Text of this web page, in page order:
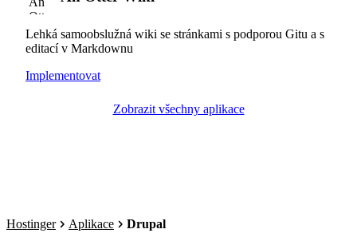
Lehká samoobslužná wiki se stránkami s podporou Gitu a s
editací v Markdownu
Implementovat
Zobrazit všechny aplikace
Hostinger Aplikace Drupal